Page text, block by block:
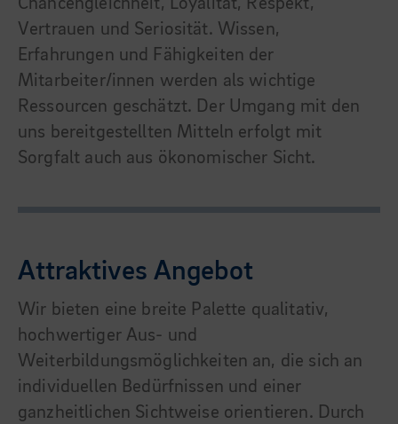
Chancengleichheit, Loyalität, Respekt,
Vertrauen und Seriosität. Wissen,
Erfahrungen und Fähigkeiten der
Mitarbeiter/innen werden als wichtige
Ressourcen geschätzt. Der Umgang mit den
uns bereitgestellten Mitteln erfolgt mit
Sorgfalt auch aus ökonomischer Sicht.
Attraktives Angebot
Wir bieten eine breite Palette qualitativ,
hochwertiger Aus- und
Weiterbildungsmöglichkeiten an, die sich an
individuellen Bedürfnissen und einer
ganzheitlichen Sichtweise orientieren. Durch